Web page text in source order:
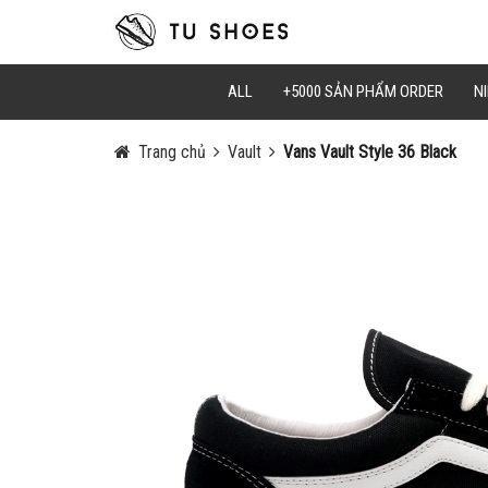
ALL +5000 SẢN PHẨM ORDER
Trang chủ Vault Vans Vault Style 36 Black
Mã Giảm
Chọn